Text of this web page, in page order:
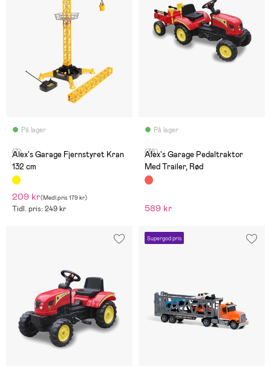
På lager
(7)
Alex's Garage Fjernstyret Kran
132 cm
209 kr(Medl.pris 179 kr)
Tidl. pris: 249 kr
På lager
(36)
Alex's Garage Pedaltraktor
Med Trailer, Rød
589 kr
Supergod pris